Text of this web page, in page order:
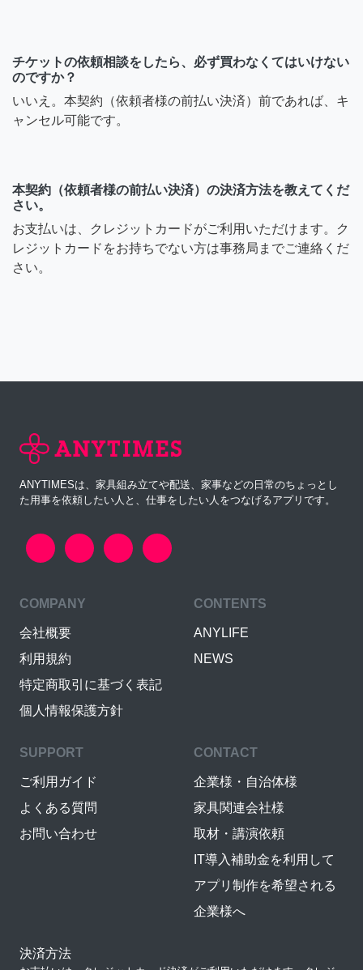
チケットの依頼相談をしたら、必ず買わなくてはいけない
のですか？
いいえ。本契約（依頼者様の前払い決済）前であれば、キ
ャンセル可能です。
本契約（依頼者様の前払い決済）の決済方法を教えてくだ
さい。
お支払いは、クレジットカードがご利用いただけます。ク
レジットカードをお持ちでない方は事務局までご連絡くだ
さい。
ANYTIMESは、家具組み立てや配送、家事などの日常のちょっとし
た用事を依頼したい人と、仕事をしたい人をつなげるアプリです。
COMPANY
会社概要
利用規約
特定商取引に基づく表記
個人情報保護方針
CONTENTS
ANYLIFE
NEWS
SUPPORT
ご利用ガイド
よくある質問
お問い合わせ
CONTACT
企業様・自治体様
家具関連会社様
取材・講演依頼
IT導入補助金を利用して
アプリ制作を希望される
企業様へ
決済方法